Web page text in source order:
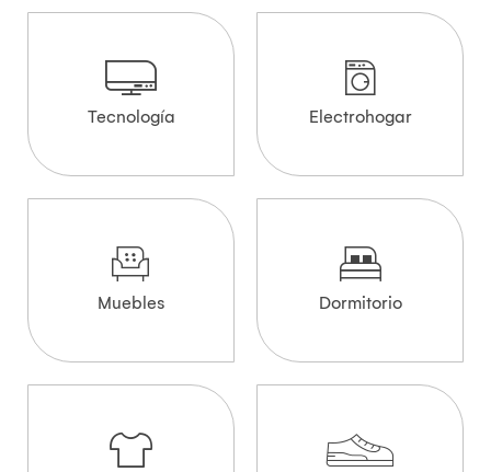
Tecnología Electrohogar
Muebles Dormitorio